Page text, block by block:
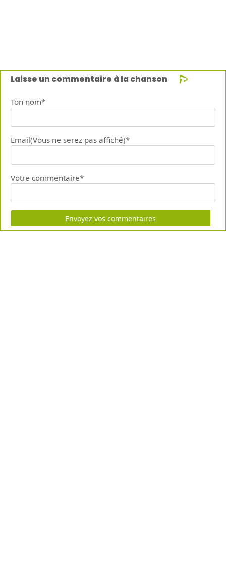
Laisse un commentaire à la chanson
Ton nom*
Email(Vous ne serez pas affiché)*
Votre commentaire*
Envoyez vos commentaires